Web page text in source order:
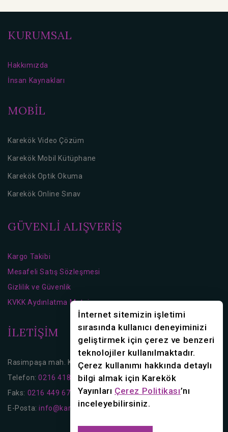
KURUMSAL
Hakkımızda
İnsan Kaynakları
MOBİL
Karekök Video Çözüm
Karekök Mobil Kütüphane
Karekök Optik Okuma
Karekök Online Sınav
GÜVENLİ ALIŞVERİŞ
Kargo Takibi
Mesafeli Satış Sözleşmesi
Gizlilik ve Güvenlik
KVKK Aydınlatma Metni
İLETİŞİM
Rasimpaşa mah. Karakolhane Cd. No:16 Kadıköy/İstanbul
Telefon:0216 418 36 70 0216 418 36 80
Faks: 0216 449 67 56
E-Posta:info@karekok.com.tr
İnternet sitemizin işletimi
sırasında kullanıcı deneyiminizi
geliştirmek için çerez ve benzeri
teknolojiler kullanılmaktadır.
Çerez kullanımı hakkında detaylı
bilgi almak için Karekök
Yayınları Çerez Politikası’nı
inceleyebilirsiniz.